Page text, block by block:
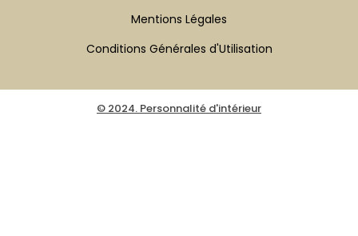
Mentions Légales
Conditions Générales d'Utilisation
© 2024. Personnalité d'intérieur